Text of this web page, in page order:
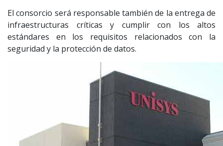
El consorcio será responsable también de la entrega de
infraestructuras críticas y cumplir con los altos
estándares en los requisitos relacionados con la
seguridad y la protección de datos.